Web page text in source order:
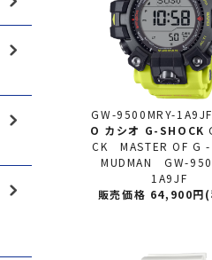
GW-9500MRY-1A9JF
O カシオ G-SHOCK
CK MASTER OF G -
MUDMAN GW-
1A9JF
販売価格 64,900円(